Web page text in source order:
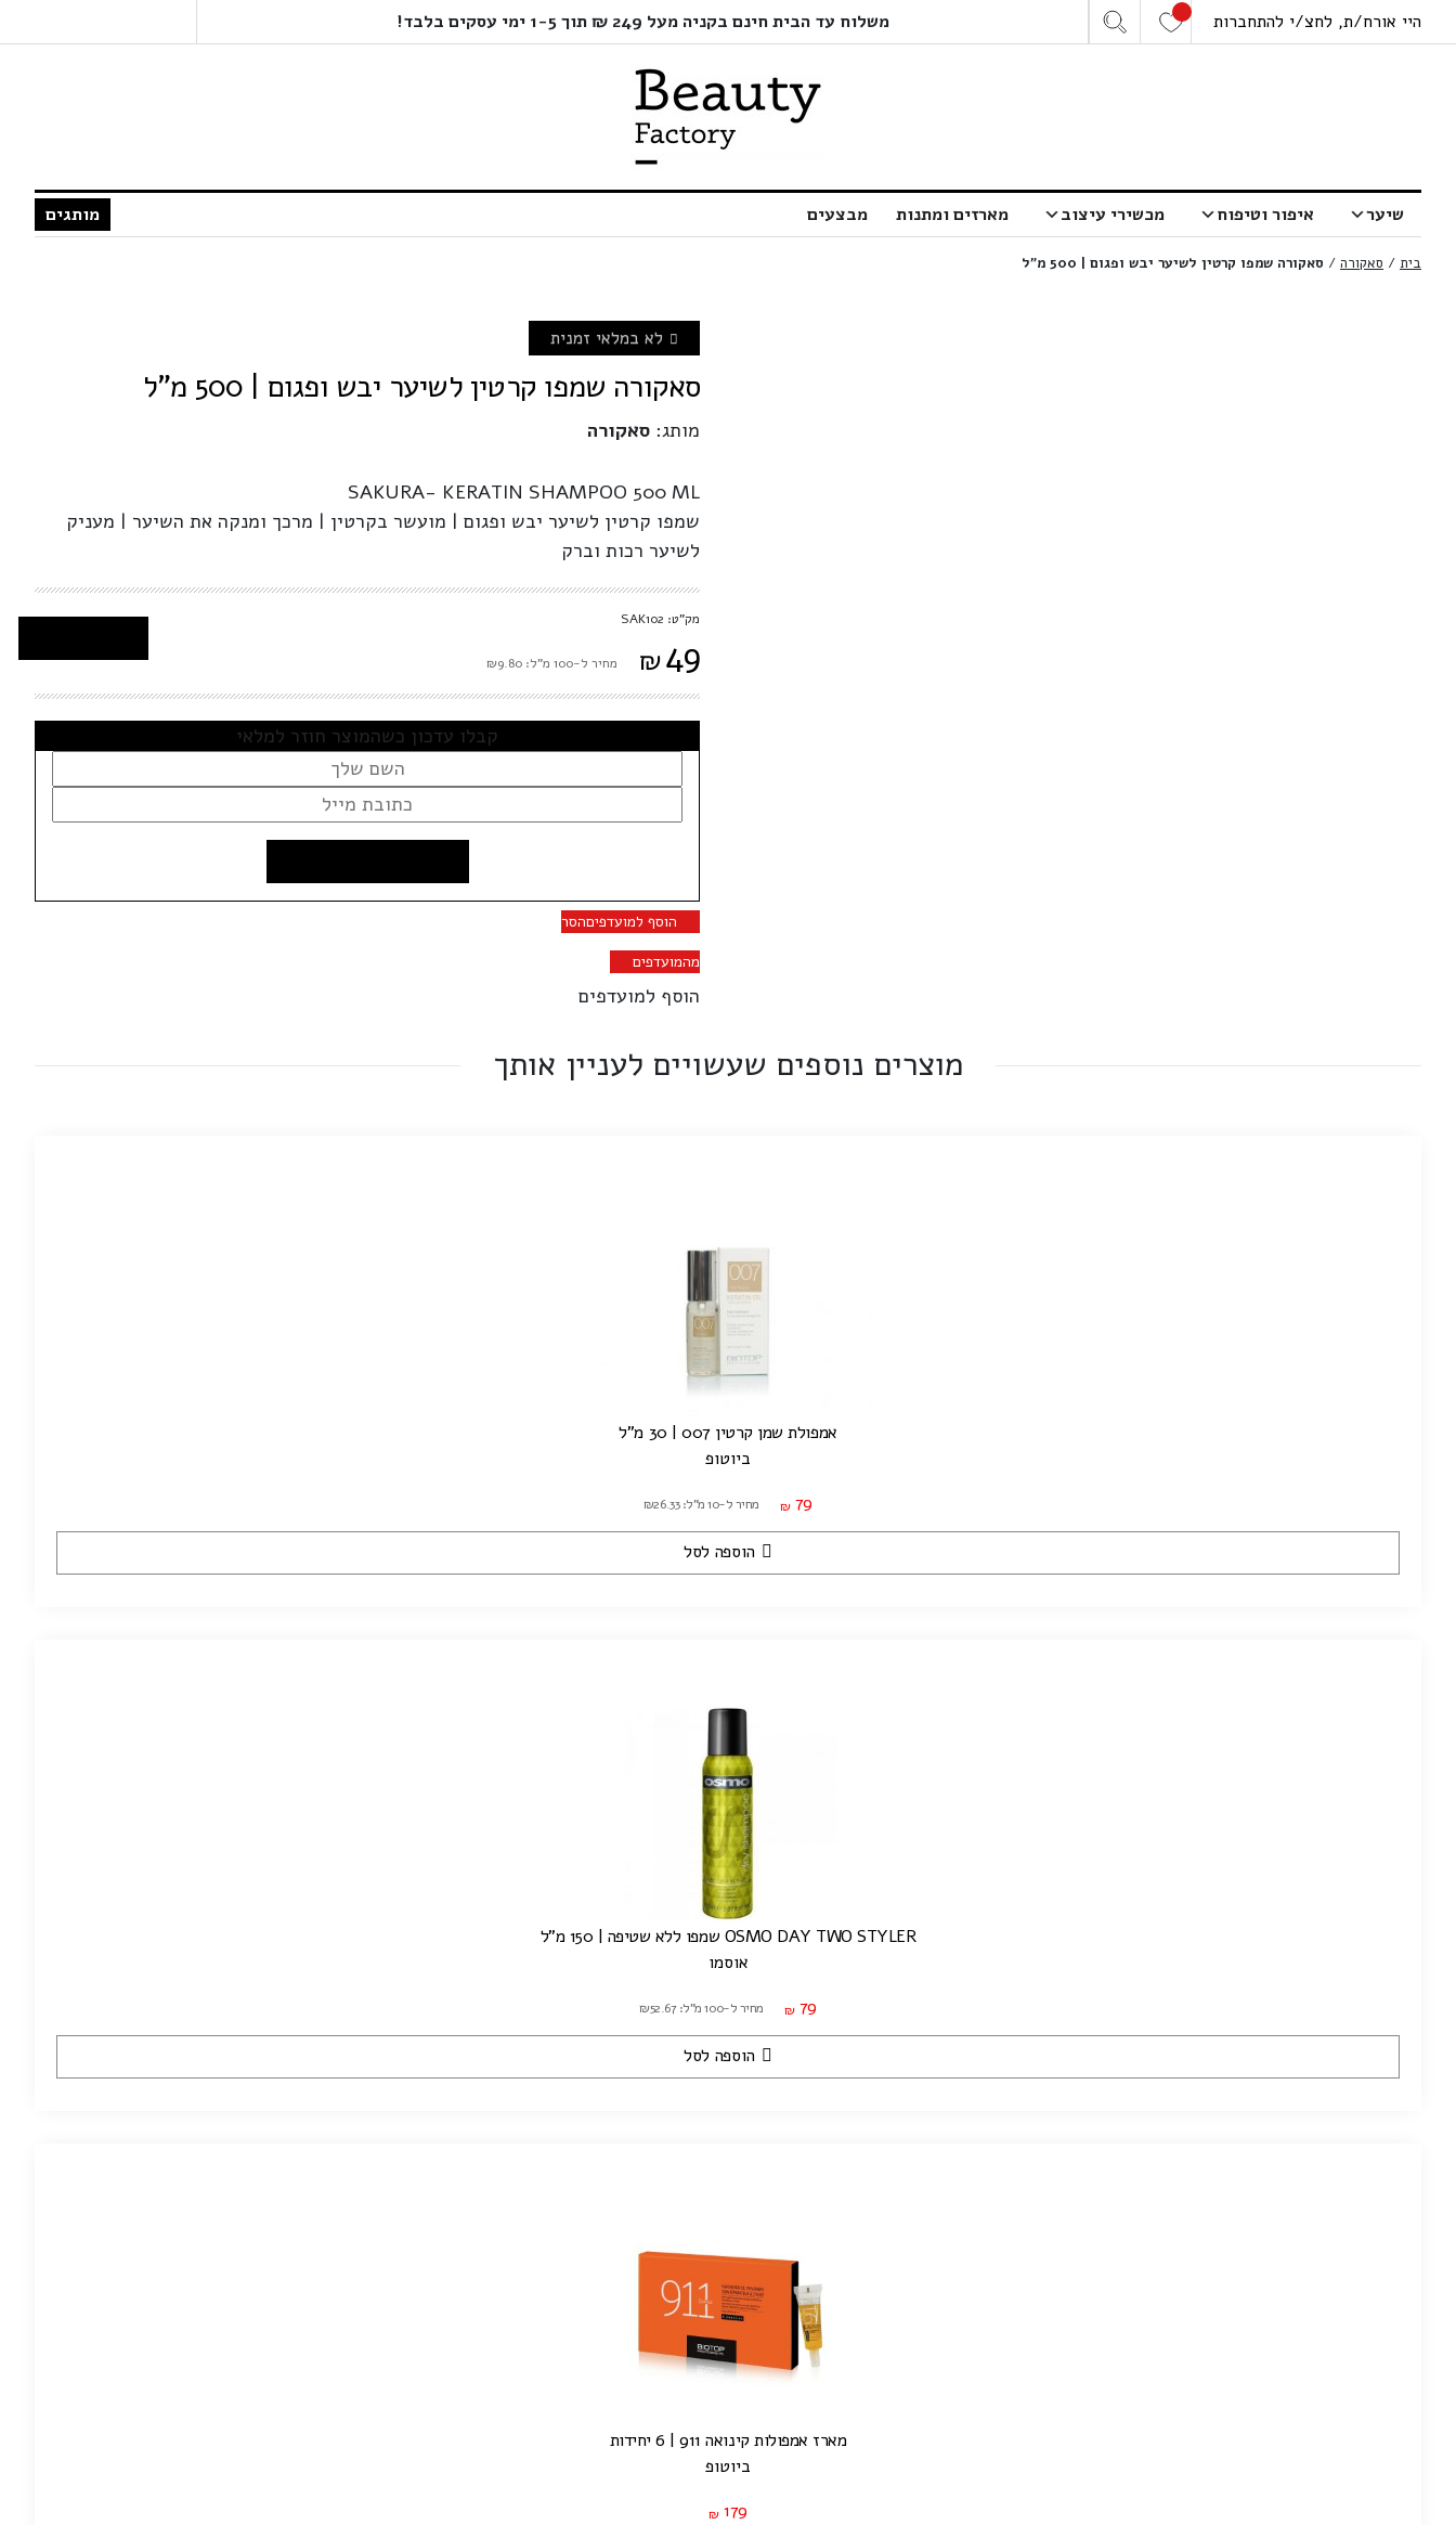
היי אורח/ת, לחצ/י להתחברות משלוח עד הבית חינם בקניה מעל 249 ₪ תוך 1-5 ימי עסקים בלבד!
שיער איפור וטיפוח מכשירי עיצוב מארזים ומתנות מבצעים מותגים
בית / סאקורה / סאקורה שמפו קרטין לשיער יבש ופגום | 500 מ”ל
לא במלאי זמנית
סאקורה שמפו קרטין לשיער יבש ופגום | 500 מ"ל
מותג: סאקורה
SAKURA- KERATIN SHAMPOO 500 ML
שמפו קרטין לשיער יבש ופגום | מועשר בקרטין | מרכך ומנקה את השיער | מעניק
לשיער רכות וברק
מק"ט: SAK102
₪49 מחיר ל-100 מ"ל: ₪9.80
קבלו עדכון כשהמוצר חוזר למלאי
הוסף למועדפיםהסר
מהמועדפים
הוסף למועדפים
מוצרים נוספים שעשויים לעניין אותך
אמפולת שמן קרטין 007 | 30 מ"ל
ביוטופ
₪ 79 מחיר ל-10 מ"ל: ₪26.33
הוספה לסל
OSMO DAY TWO STYLER שמפו ללא שטיפה | 150 מ"ל
אוסמו
₪ 79 מחיר ל-100 מ"ל: ₪52.67
הוספה לסל
מארז אמפולות קינואה 911 | 6 יחידות
ביוטופ
₪ 179